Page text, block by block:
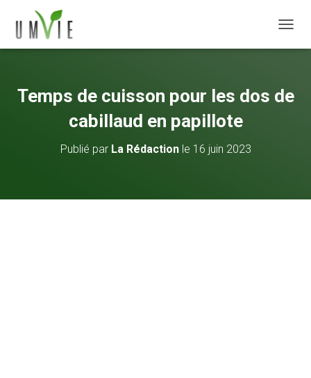
Temps de cuisson pour les dos de
cabillaud en papillote
Publié par La Rédactionle 16 juin 2023